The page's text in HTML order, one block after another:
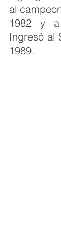
al
1982 y
Ingresó al
1989.